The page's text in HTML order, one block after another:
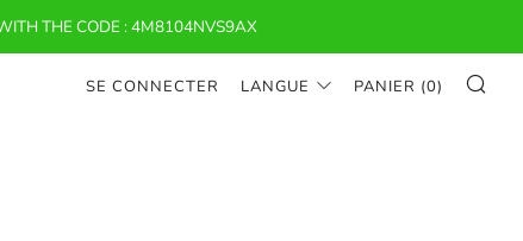
THE CODE : 4M8104NVS9AX
SE CONNECTER LANGUE PANIER (0)